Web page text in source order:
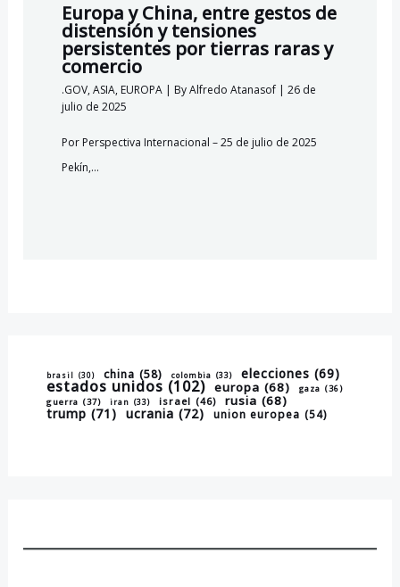
brasil (30) china (58) colombia (33) elecciones (69)
estados unidos (102) europa (68) gaza (36)
guerra (37) iran (33) israel (46) rusia (68)
trump (71) ucrania (72) union europea (54)
Europa y China, entre gestos de
distensión y tensiones
persistentes por tierras raras y
comercio
.GOV,ASIA, EUROPA| ByAlfredo Atanasof | 26 de
julio de 2025
Por Perspectiva Internacional – 25 de julio de 2025
Pekín,…